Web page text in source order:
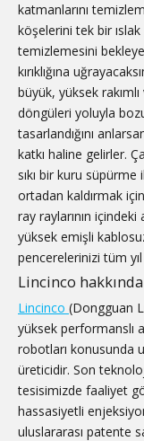
katmanlarını
köşelerini tek bir
temizlemesini
kırıklığına
büyük, yüksek
döngüleri yoluyla
tasarlandığını
katkı haline gelirler.
sıkı bir kuru
ortadan kaldırmak
ray raylarının
yüksek emişli
pencerelerinizi tüm
Lincinco hakkında
Lincinco (Dongguan
yüksek performanslı
robotları konusunda
üreticidir. Son
tesisimizde faaliyet
hassasiyetli
uluslararası patente